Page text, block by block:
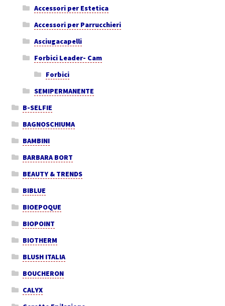
Accessori per Estetica
Accessori per Parrucchieri
Asciugacapelli
Forbici Leader- Cam
Forbici
SEMIPERMANENTE
B-SELFIE
BAGNOSCHIUMA
BAMBINI
BARBARA BORT
BEAUTY & TRENDS
BIBLUE
BIOEPOQUE
BIOPOINT
BIOTHERM
BLUSH ITALIA
BOUCHERON
CALYX